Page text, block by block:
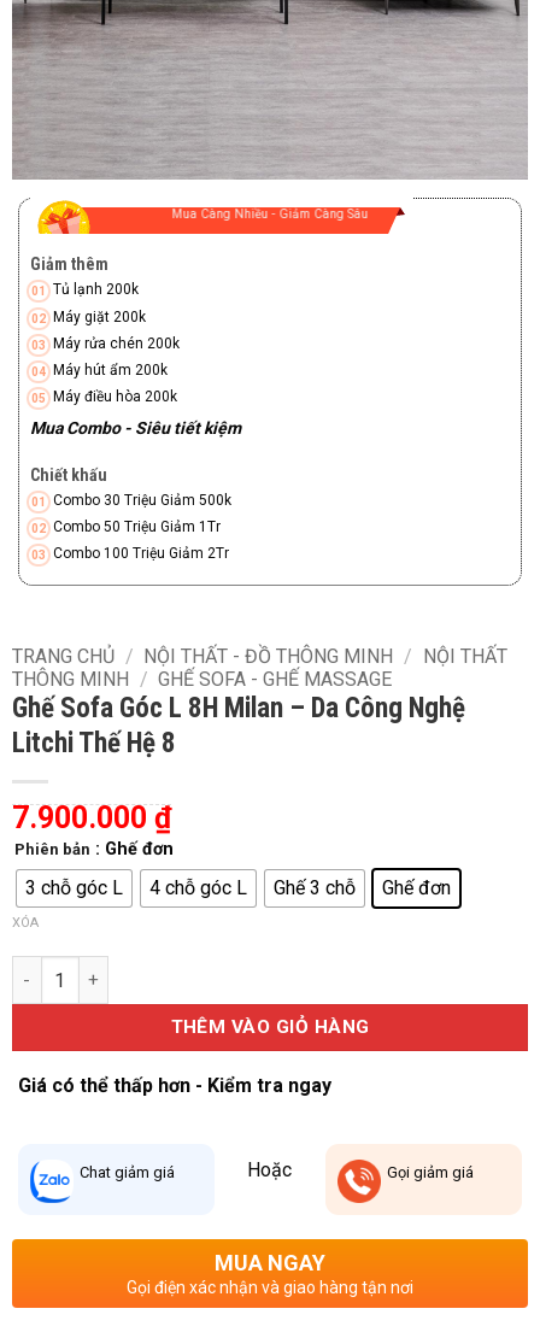
Mua Càng Nhiều - Giảm Càng Sâu
Giảm thêm
Tủ lạnh 200k
Máy giặt 200k
Máy rửa chén 200k
Máy hút ẩm 200k
Máy điều hòa 200k
Mua Combo - Siêu tiết kiệm
Chiết khấu
Combo 30 Triệu Giảm 500k
Combo 50 Triệu Giảm 1Tr
Combo 100 Triệu Giảm 2Tr
TRANG CHỦ / NỘI THẤT - ĐỒ THÔNG MINH /
NỘI THẤT
THÔNG MINH
/ GHẾ SOFA - GHẾ MASSAGE
Ghế Sofa Góc L 8H Milan – Da Công Nghệ
Litchi Thế Hệ 8
7.900.000 ₫
Phiên bản : Ghế đơn
3 chỗ góc L 4 chỗ góc L Ghế 3 chỗ Ghế đơn
XÓA
Ghế Sofa Góc L 8H Milan – Da Công Nghệ Litchi Thế Hệ 8 số
THÊM VÀO GIỎ HÀNG
Giá có thể thấp hơn - Kiểm tra ngay
Chat giảm giá Hoặc Gọigiảm giá
MUA NGAY
Gọi điện xác nhận và giao hàng tận nơi